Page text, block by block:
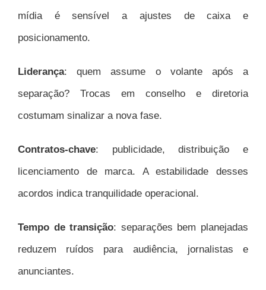
mídia é sensível a ajustes de caixa e
posicionamento.
Liderança: quem assume o volante após a
separação? Trocas em conselho e diretoria
costumam sinalizar a nova fase.
Contratos-chave: publicidade, distribuição e
licenciamento de marca. A estabilidade desses
acordos indica tranquilidade operacional.
Tempo de transição: separações bem planejadas
reduzem ruídos para audiência, jornalistas e
anunciantes.